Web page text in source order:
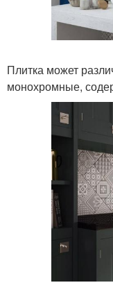
Плитка может
монохромные,